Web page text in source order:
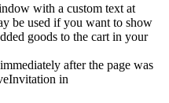
with a custom text at
be used if you want to show
goods to the cart in your
after the page was
in